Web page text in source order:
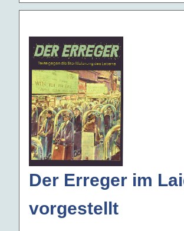
Der Erreger im
vorgestellt